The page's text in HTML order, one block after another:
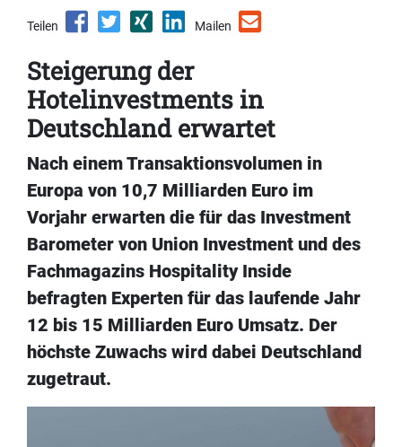
Teilen Mailen
Steigerung der
Hotelinvestments in
Deutschland erwartet
Nach einem Transaktionsvolumen in
Europa von 10,7 Milliarden Euro im
Vorjahr erwarten die für das Investment
Barometer von Union Investment und des
Fachmagazins Hospitality Inside
befragten Experten für das laufende Jahr
12 bis 15 Milliarden Euro Umsatz. Der
höchste Zuwachs wird dabei Deutschland
zugetraut.